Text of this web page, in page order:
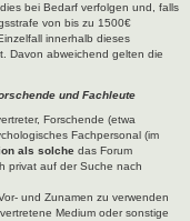
bei Bedarf verfolgen und, falls
von bis zu 1500€
innerhalb dieses
Davon abweichend gelten die
und Fachleute
Forschende (etwa
Fachpersonal (im
als solche das Forum
privat auf der Suche nach
und Zunamen zu verwenden
Medium oder sonstige